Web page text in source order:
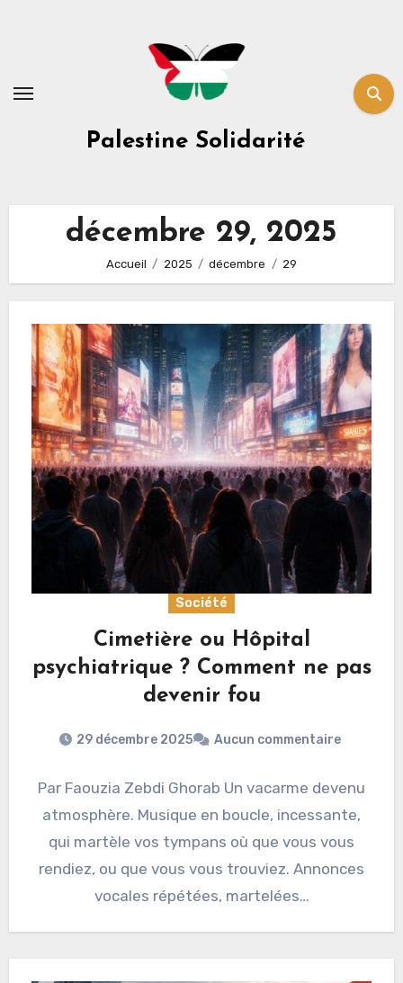
Palestine Solidarité
décembre 29, 2025
Accueil 2025 décembre 29
Société
Cimetière ou Hôpital
psychiatrique ? Comment ne pas
devenir fou
29 décembre 2025 Aucun commentaire
Par Faouzia Zebdi Ghorab Un vacarme devenu
atmosphère. Musique en boucle, incessante,
qui martèle vos tympans où que vous vous
rendiez, ou que vous vous trouviez. Annonces
vocales répétées, martelées…